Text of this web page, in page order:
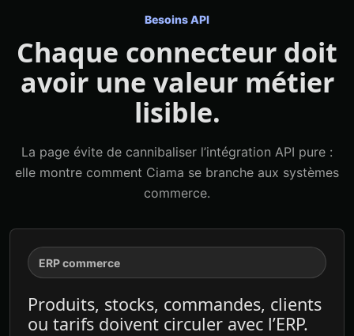
Besoins API
Chaque connecteur doit
avoir une valeur métier
lisible.
La page évite de cannibaliser l’intégration API pure :
elle montre comment Ciama se branche aux systèmes
commerce.
ERP commerce
Produits, stocks, commandes, clients
ou tarifs doivent circuler avec l’ERP.